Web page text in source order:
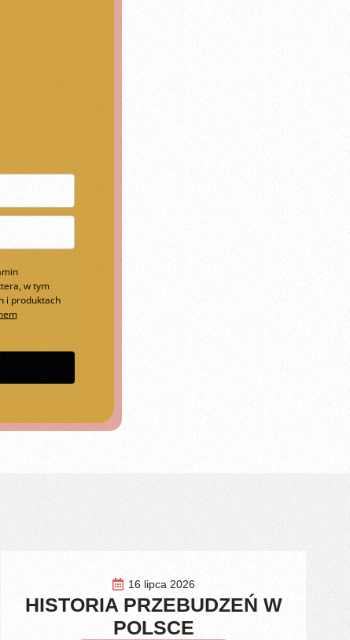
w tym
i produktach
16 lipca 2026
HISTORIA PRZEBUDZEŃ W
POLSCE